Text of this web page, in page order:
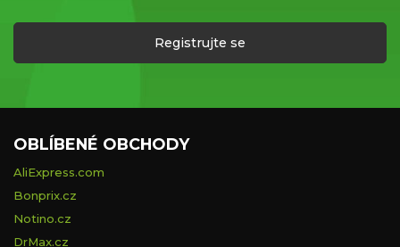
Registrujte se
OBLÍBENÉ OBCHODY
AliExpress.com
Bonprix.cz
Notino.cz
DrMax.cz